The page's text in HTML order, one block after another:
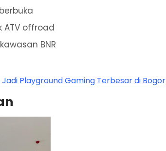
ATV offroad
BNR
Playground Gaming Terbesar di Bogor